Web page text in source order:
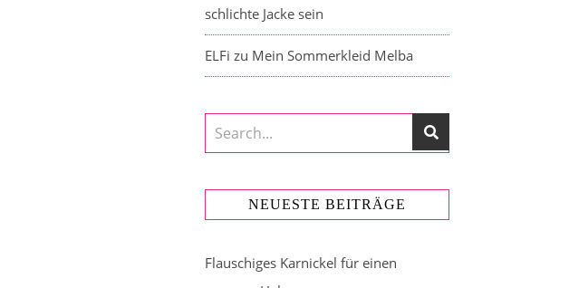
schlichte Jacke sein
ELFi zu Mein Sommerkleid Melba
NEUESTE BEITRÄGE
Flauschiges Karnickel für einen